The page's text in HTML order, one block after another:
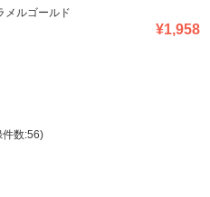
メルゴールド
¥1,958
件数:56)